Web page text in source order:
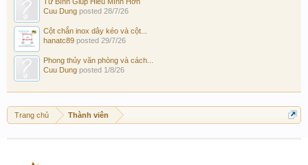
Cuu Dung posted 28/7/26
Cột chắn inox dây kéo và cột...
hanatc89 posted 29/7/26
Phong thủy văn phòng và cách...
Cuu Dung posted 1/8/26
Trang chủ Thành viên